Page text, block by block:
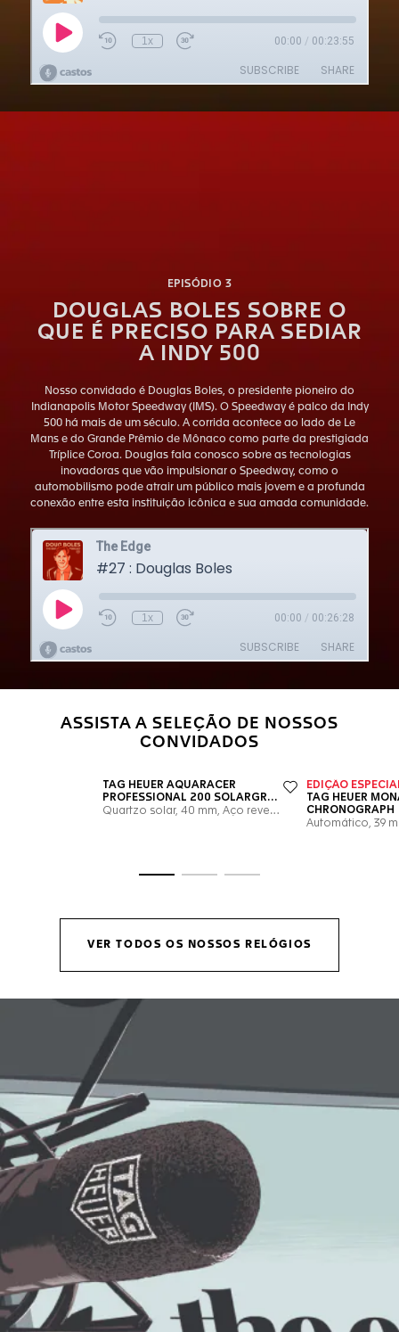
EPISÓDIO 3
DOUGLAS BOLES SOBRE O
QUE É PRECISO PARA SEDIAR
A INDY 500
Nosso convidado é Douglas Boles, o presidente pioneiro do
Indianapolis Motor Speedway (IMS). O Speedway é palco da Indy
500 há mais de um século. A corrida acontece ao lado de Le
Mans e do Grande Prêmio de Mônaco como parte da prestigiada
Tríplice Coroa. Douglas fala conosco sobre as tecnologias
inovadoras que vão impulsionar o Speedway, como o
automobilismo pode atrair um público mais jovem e a profunda
conexão entre esta instituição icônica e sua amada comunidade.
ASSISTA A SELEÇÃO DE NOSSOS
CONVIDADOS
VER TODOS OS NOSSOS RELÓGIOS